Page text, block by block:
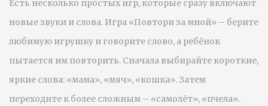
Есть несколько простых игр, которые сразу включают
новые звуки и слова. Игра «Повтори за мной» – берите
любимую игрушку и говорите слово, а ребёнок
пытается им повторить. Сначала выбирайте короткие,
яркие слова: «мама», «мяч», «кошка». Затем
переходите к более сложным – «самолёт», «пчела».